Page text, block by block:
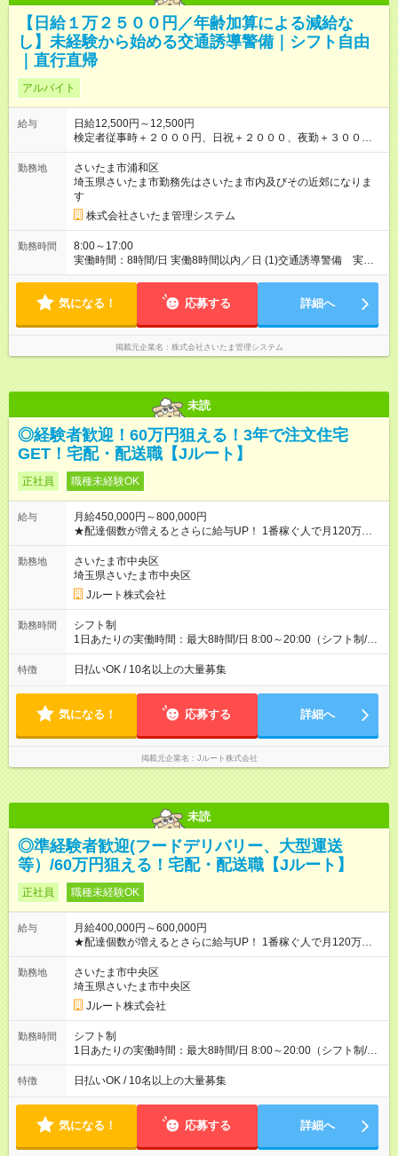
【日給１万２５００円／年齢加算による減給な
し】未経験から始める交通誘導警備｜シフト自由
｜直行直帰
アルバイト
給与
日給12,500円～12,500円
検定者従事時＋２０００円、日祝＋２０００、夜勤＋３０００
円 遠隔地は別途交通費加算、年齢加算による減給はありません
【試用期間】試用期間なし
勤務地
さいたま市浦和区
埼玉県さいたま市勤務先はさいたま市内及びその近郊になりま
す
株式会社さいたま管理システム
勤務時間
8:00～17:00
実働時間：8時間/日 実働8時間以内／日 (1)交通誘導警備 実働8
時間 直行直帰 制服貸与
気になる！ 応募する 詳細へ
掲載元企業名 株式会社さいたま管理システム
未読
◎経験者歓迎！60万円狙える！3年で注文住宅
GET！宅配・配送職【Jルート】
正社員 職種未経験OK
給与
月給450,000円～800,000円
★配達個数が増えるとさらに給与UP！ 1番稼ぐ人で月120万ほ
ど！ ・主要都市エリア 月収55万円／週5日稼働 月収65万~112
万円／週6日稼働 ・地方郊外エリア 月収40万円／週5日稼働 月
収40万円~50万円／週6日稼働 ＜モデルイメージ＞ ■月収50万
円 (27歳男性/江東区在住)※元建築関係 1日150個配達×25日勤務
(日休み) ■月収80万円(43歳男性/墨田区在住)※元営業 1日200個
勤務地
さいたま市中央区
埼玉県さいたま市中央区
Jルート株式会社
勤務時間
シフト制
1日あたりの実働時間：最大8時間/日 8:00～20:00（シフト制/実
働8時間） ※週5日勤務（場所次第では週4も有り） ※配達状況に
よって時間外での勤務可能性有り ※案件により多少の前後あり
特徴 日払いOK / 10名以上の大量募集
気になる！ 応募する 詳細へ
掲載元企業名 Jルート株式会社
未読
◎準経験者歓迎(フードデリバリー、大型運送
等）/60万円狙える！宅配・配送職【Jルート】
正社員 職種未経験OK
給与
月給400,000円～600,000円
★配達個数が増えるとさらに給与UP！ 1番稼ぐ人で月120万ほ
ど！ ・主要都市エリア 月収55万円／週5日稼働 月収65万~112
万円／週6日稼働 ・地方郊外エリア 月収40万円／週5日稼働 月
収40万円~50万円／週6日稼働 ＜モデルイメージ＞ ■月収50万
円 (27歳男性/江東区在住)※元建築関係 1日150個配達×25日勤務
(日休み) ■月収80万円(43歳男性/墨田区在住)※元営業 1日200個
勤務地
さいたま市中央区
埼玉県さいたま市中央区
Jルート株式会社
勤務時間
シフト制
1日あたりの実働時間：最大8時間/日 8:00～20:00（シフト制/実
働8時間） ※週5日勤務（場所次第では週4も有り） ※配達状況に
よって時間外での勤務可能性有り ※案件により多少の前後あり
特徴 日払いOK / 10名以上の大量募集
気になる！ 応募する 詳細へ